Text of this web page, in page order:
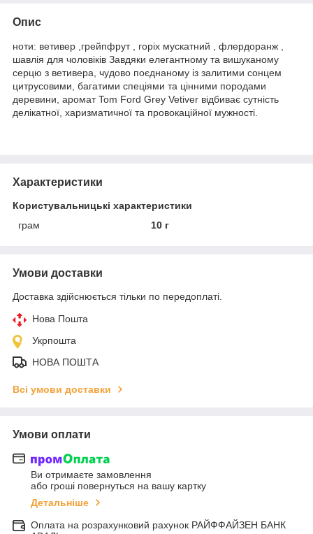
Опис
ноти: ветивер ,грейпфрут , горіх мускатний , флердоранж ,
шавлія для чоловіків Завдяки елегантному та вишуканому
серцю з ветивера, чудово поєднаному із залитими сонцем
цитрусовими, багатими спеціями та цінними породами
деревини, аромат Tom Ford Grey Vetiver відбиває сутність
делікатної, харизматичної та провокаційної мужності.
Характеристики
Користувальницькі характеристики
грам
10 г
Умови доставки
Доставка здійснюється тільки по передоплаті.
Нова Пошта
Укрпошта
НОВА ПОШТА
Всі умови доставки
Умови оплати
Ви отримаєте замовлення
або гроші повернуться на вашу картку
Детальніше
Оплата на розрахунковий рахунок РАЙФФАЙЗЕН БАНК